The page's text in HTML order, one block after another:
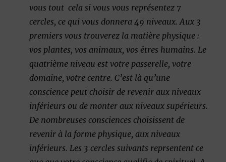
vous tout cela si vous vous représentez 7
cercles, ce qui vous donnera 49 niveaux. Aux 3
premiers vous trouverez la matière physique :
vos plantes, vos animaux, vos êtres humains. Le
quatrième niveau est votre passerelle, votre
domaine, votre centre. C’est là qu’une
conscience peut choisir de revenir aux niveaux
inférieurs ou de monter aux niveaux supérieurs.
De nombreuses consciences choisissent de
revenir à la forme physique, aux niveaux
inférieurs. Les 3 cercles suivants reprsentent ce